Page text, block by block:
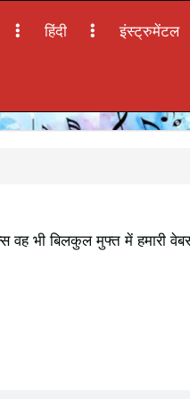
हिंदी इंस्ट्रुमेंटल
वह भी बिलकुल मुफ्त में हमारी